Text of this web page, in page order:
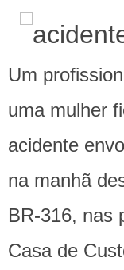
Um
uma mulher
acidente
na manhã
BR-316, nas
Casa de